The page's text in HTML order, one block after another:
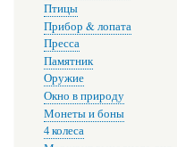
Птицы
Прибор & лопата
Пресса
Памятник
Оружие
Окно в природу
Монеты и боны
4 колеса